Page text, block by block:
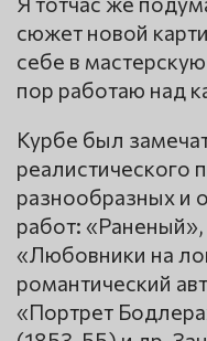
сюжет новой
себе в
пор работаю над
Курбе был
реалистического
разнообразных и
работ:
«Любовники на
романтический
«Портрет